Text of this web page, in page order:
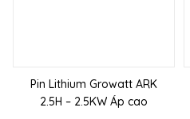
Pin Lithium Growatt ARK
2.5H – 2.5KW Áp cao